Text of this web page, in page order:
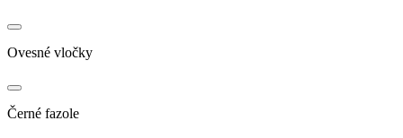
Ovesné vločky
Černé fazole